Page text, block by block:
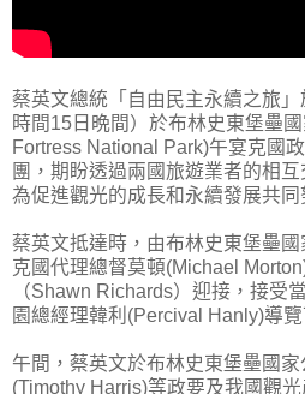
蔡英文總統「自由民主永續之旅
時間15日晩間）於布林史東堡壘
Fortress National Park)午宴克國
團，期盼透過兩國旅遊業者的相
為促進觀光的成長和永續發展共同
蔡英文抵達時，由布林史東堡壘
克國代理總督莫頓(Michael
（Shawn Richards）迎接，接受
園總經理韓利(Percival Hanly)導
午間，蔡英文於布林史東堡壘國
(Timothy Harris)等政要及我國觀